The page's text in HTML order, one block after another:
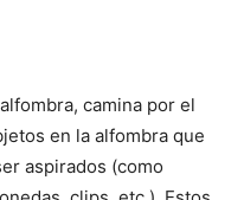
camina por el
en la alfombra que
aspirados (como